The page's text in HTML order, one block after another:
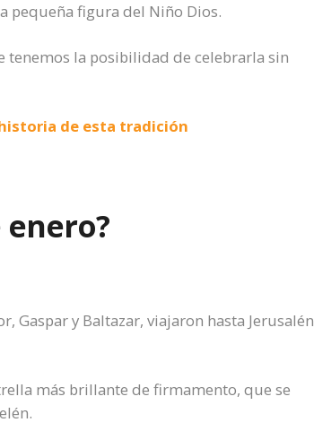
pequeña figura del Niño Dios.
tenemos la posibilidad de celebrarla sin
de esta tradición
enero?
Gaspar y Baltazar, viajaron hasta Jerusalén
más brillante de firmamento, que se